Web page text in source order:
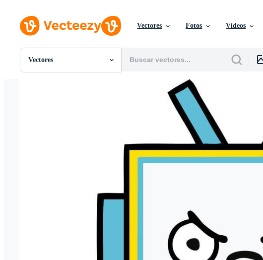
Vectores Fotos Vídeos
Vectores
Todas Imágenes